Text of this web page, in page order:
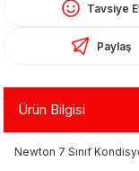
Tavsiye
Paylaş
Ürün Bilgisi
Newton 7 Sınıf